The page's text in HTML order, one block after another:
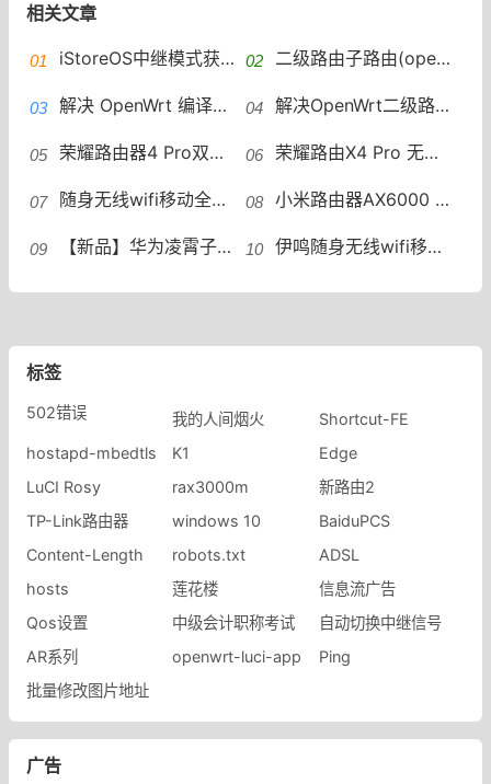
相关文章
iStoreOS中继模式获取IPv6地址后，但是IPv6 ping不通外网 二级路由子路由(openwrt)开启ipv6中继(ipv4和ipv6共存)
解决 OpenWrt 编译过程中 toolchain/binutils 构建失败的问题 解决OpenWrt二级路由提示“局域网上没有公共前缀”的问题
荣耀路由器4 Pro双频AX3000 wifi6券全千兆家用大户型高速无线路由穿墙王5G上网保护_荣耀官方旗舰店 荣耀路由X4 Pro 无线WiFi双千兆端口家用路由器智能加速儿童上网保护_荣耀官方旗舰店
随身无线wifi移动全国通用4g高速流量上网卡笔记本电脑路由器三网通智能免插卡网络热点便携式无限上网宝宽带_蒙旭数码旗舰店 小米路由器AX6000 WiFi6路由器家用千兆高速5G双频千兆端口学生宿舍稳定大户型全屋覆盖wifi_小米官方旗舰店
【新品】华为凌霄子母路由器Q6E家用路由器上网全屋wifi_华为官方旗舰店 伊鸣随身无线wifi移动wilf便携式热点wi-fi网络免插卡上网宝带数据线三网通车载宽带流量卡托智能路由器wilf_伊鸣旗舰店
标签
502错误 我的人间烟火
Shortcut-FE
hostapd-mbedtls
K1
Edge
LuCI Rosy
rax3000m
新路由2
TP-Link路由器
windows 10
BaiduPCS
Content-Length
robots.txt
ADSL
hosts
莲花楼
信息流广告
Qos设置
中级会计职称考试
自动切换中继信号
AR系列
openwrt-luci-app
Ping
批量修改图片地址
广告